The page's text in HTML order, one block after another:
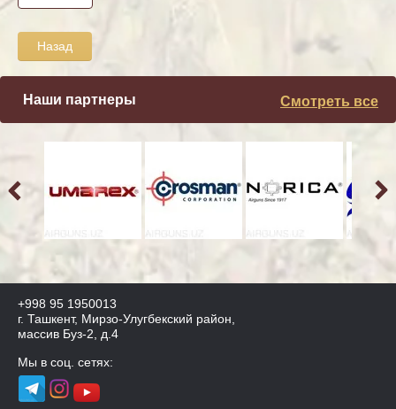
Назад
Наши партнеры Смотреть все
+998 95 1950013
г. Ташкент, Мирзо-Улугбекский район,
массив Буз-2, д.4
Мы в соц. сетях: